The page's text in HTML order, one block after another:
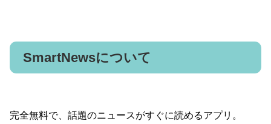
SmartNewsについて
完全無料で、話題のニュースがすぐに読めるアプリ。